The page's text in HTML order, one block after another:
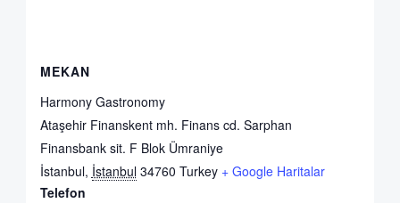
MEKAN
Harmony Gastronomy
Ataşehir Finanskent mh. Finans cd. Sarphan
Finansbank sit. F Blok Ümraniye
İstanbul, İstanbul 34760 Turkey + Google Haritalar
Telefon